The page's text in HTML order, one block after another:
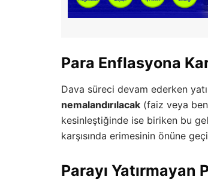
Para Enflasyona
Dava süreci devam ederken
nemalandırılacak (faiz veya
kesinleştiğinde ise biriken bu
karşısında erimesinin önüne
Parayı Yatırmayan